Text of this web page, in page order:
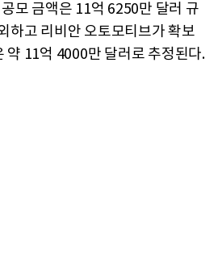
모 금액은 11억 6250만 달러 규
하고 리비안 오토모티브가 확보
약 11억 4000만 달러로 추정된다.